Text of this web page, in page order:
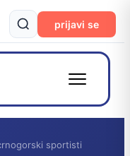
prijavi se
sportisti